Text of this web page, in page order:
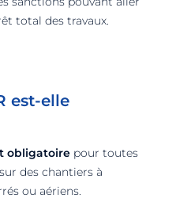
total des travaux.
est-elle
obligatoire pour toutes
des chantiers à
ou aériens.